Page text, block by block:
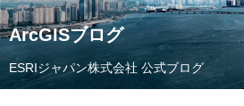
ArcGISブログ
ESRIジャパン株式会社 公式ブログ